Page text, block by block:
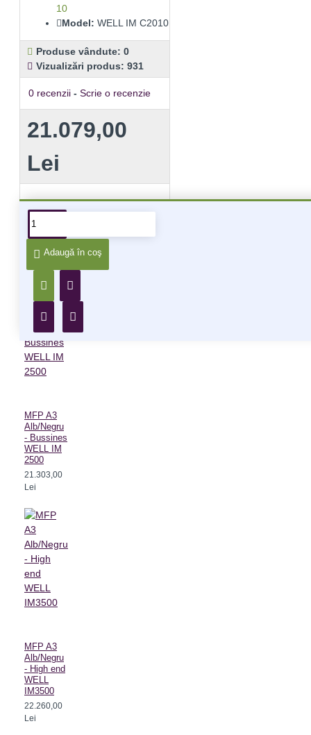
10
Model: WELL IM C2010
Produse vândute: 0
Vizualizări produs: 931
0 recenzii - Scrie o recenzie
21.079,00
Lei
Adaugă în coş
Alte produse din aceeiași
categorie
MFP A3
Alb/Negru
- Bussines
WELL IM
2500
21.303,00
Lei
MFP A3
Alb/Negru
- High end
WELL
IM3500
22.260,00
Lei